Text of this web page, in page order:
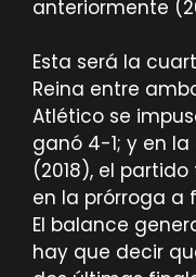
anteriormente
Esta será la
Reina entre
Atlético se
ganó 4-1; y en
(2018), el
en la prórroga a
El balance
hay que decir